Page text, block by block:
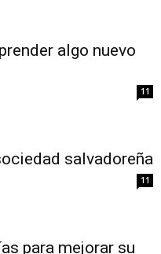
algo nuevo
11
salvadoreña
11
para mejorar su